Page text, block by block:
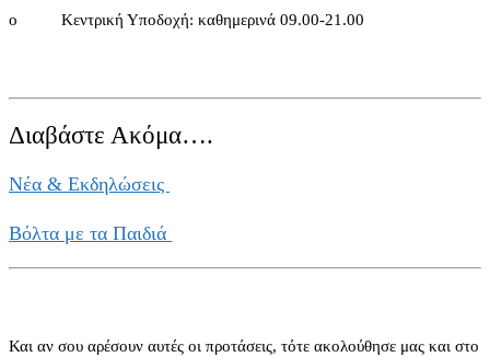
o Κεντρική Υποδοχή: καθημερινά 09.00-21.00
Διαβάστε Ακόμα….
Νέα & Εκδηλώσεις
Βόλτα με τα Παιδιά
Και αν σου αρέσουν αυτές οι προτάσεις, τότε ακολούθησε μας και στο